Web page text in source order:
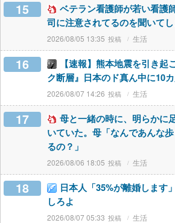
15
ベテラン看護師が若い看護
司に注意されてるのを聞いて
2026/08/05 13:35 生活
16
【速報】熊本地震を引き起
ク断層』日本のド真ん中に10
2026/08/07 14:26 生活
17
母と一緒の時に、明らかに
いていた。母「なんであんな
るの？」
2026/08/06 18:05 生活
18
日本人「35%が離婚しま
しろよ
2026/08/07 05:33 生活